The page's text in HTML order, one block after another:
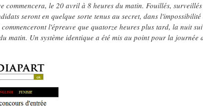
commencera, le 20 avril à 8 heures du matin. Fouillés, surveillés
seront en quelque sorte tenus au secret, dans l'impossibilité
l'épreuve que quatorze heures plus tard, la nuit
matin. Un système identique a été mis au point pour la journée